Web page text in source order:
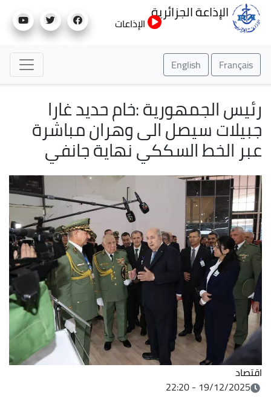
إلى
الإذاعة الجزائرية
الإذاعات
Français
English
رئيس الجمهورية :خام حديد غارا
جبيلات سيصل الى وهران مباشرة
عبر الخط السككي نهاية جانفي
اقتصاد
19/12/2025 - 22:20